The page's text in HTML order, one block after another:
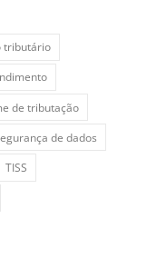
tributário
de tributação
de dados
TISS